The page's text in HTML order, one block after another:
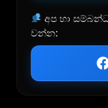
අප හා
වන්න: